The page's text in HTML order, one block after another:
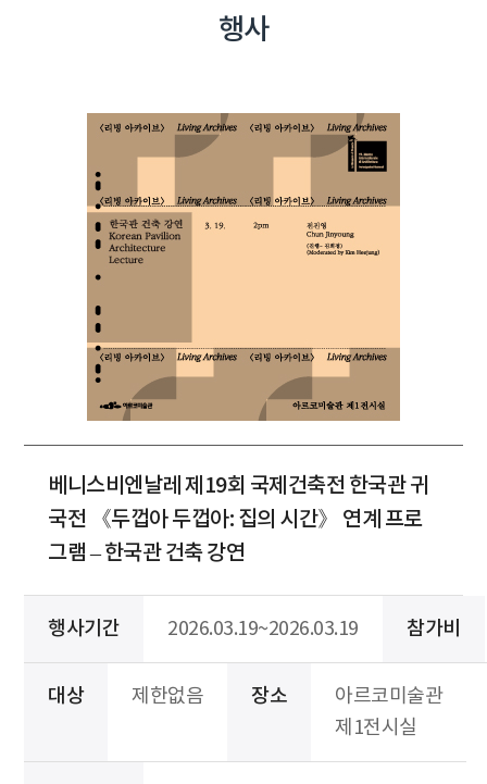
행사
베니스비엔날레 제19회 국제건축전 한국관 귀
국전 《두껍아 두껍아: 집의 시간》 연계 프로
그램 – 한국관 건축 강연
행사기간 2026.03.19~2026.03.19 참가비
대상 제한없음 장소
아르코미술관
제1전시실